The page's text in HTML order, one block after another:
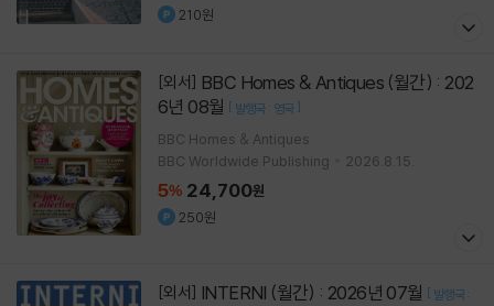
210원
[외서]
6년 08월 [ 발행국 : 영국 ]
BBC Homes & Antiques
BBC Worldwide Publishing
2026.8.15.
5% 24,700원
250원
[외서] INTERNI (월간) : 2026년 07월 [ 발행국 :